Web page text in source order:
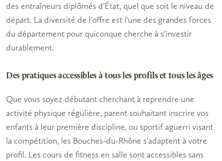
des entraîneurs diplômés d'État, quel que soit le niveau de
départ. La diversité de l'offre est l'une des grandes forces
du département pour quiconque cherche à s'investir
durablement.
Des pratiques accessibles à tous les profils et tous les âges
Que vous soyez débutant cherchant à reprendre une
activité physique régulière, parent souhaitant inscrire vos
enfants à leur première discipline, ou sportif aguerri visant
la compétition, les Bouches-du-Rhône s'adaptent à votre
profil. Les cours de fitness en salle sont accessibles sans